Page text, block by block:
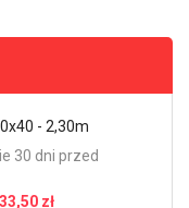
- 2,30m
30 dni przed
33,50 zł